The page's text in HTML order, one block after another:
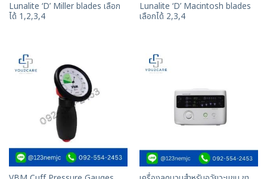
Lunalite ‘D’ Miller blades เลือก
ได้ 1,2,3,4
Lunalite ‘D’ Macintosh blades
เลือกได้ 2,3,4